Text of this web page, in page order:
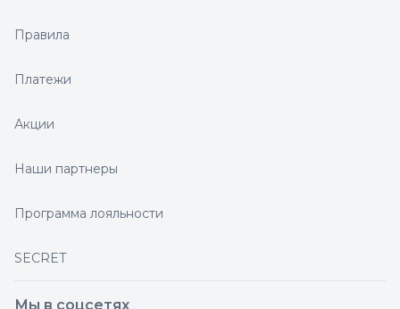
Правила
Платежи
Акции
Наши партнеры
Программа лояльности
SECRET
Мы в соцсетях